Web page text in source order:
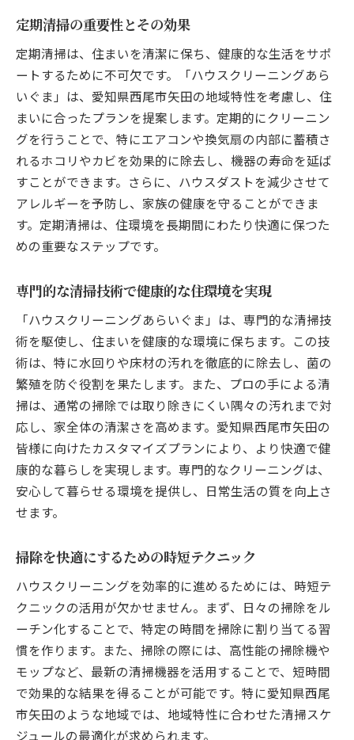
定期清掃の重要性とその効果
定期清掃は、住まいを清潔に保ち、健康的な生活をサポ
ートするために不可欠です。「ハウスクリーニングあら
いぐま」は、愛知県西尾市矢田の地域特性を考慮し、住
まいに合ったプランを提案します。定期的にクリーニン
グを行うことで、特にエアコンや換気扇の内部に蓄積さ
れるホコリやカビを効果的に除去し、機器の寿命を延ば
すことができます。さらに、ハウスダストを減少させて
アレルギーを予防し、家族の健康を守ることができま
す。定期清掃は、住環境を長期間にわたり快適に保つた
めの重要なステップです。
専門的な清掃技術で健康的な住環境を実現
「ハウスクリーニングあらいぐま」は、専門的な清掃技
術を駆使し、住まいを健康的な環境に保ちます。この技
術は、特に水回りや床材の汚れを徹底的に除去し、菌の
繁殖を防ぐ役割を果たします。また、プロの手による清
掃は、通常の掃除では取り除きにくい隅々の汚れまで対
応し、家全体の清潔さを高めます。愛知県西尾市矢田の
皆様に向けたカスタマイズプランにより、より快適で健
康的な暮らしを実現します。専門的なクリーニングは、
安心して暮らせる環境を提供し、日常生活の質を向上さ
せます。
掃除を快適にするための時短テクニック
ハウスクリーニングを効率的に進めるためには、時短テ
クニックの活用が欠かせません。まず、日々の掃除をル
ーチン化することで、特定の時間を掃除に割り当てる習
慣を作ります。また、掃除の際には、高性能の掃除機や
モップなど、最新の清掃機器を活用することで、短時間
で効果的な結果を得ることが可能です。特に愛知県西尾
市矢田のような地域では、地域特性に合わせた清掃スケ
ジュールの最適化が求められます。